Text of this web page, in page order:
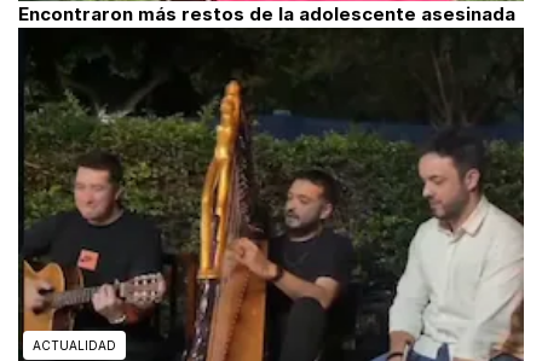
Encontraron más restos de la adolescente asesinada
ACTUALIDAD